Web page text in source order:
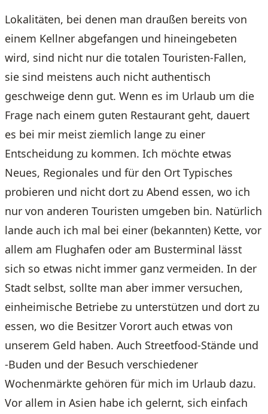
Lokalitäten, bei denen man draußen bereits von
einem Kellner abgefangen und hineingebeten
wird, sind nicht nur die totalen Touristen-Fallen,
sie sind meistens auch nicht authentisch
geschweige denn gut. Wenn es im Urlaub um die
Frage nach einem guten Restaurant geht, dauert
es bei mir meist ziemlich lange zu einer
Entscheidung zu kommen. Ich möchte etwas
Neues, Regionales und für den Ort Typisches
probieren und nicht dort zu Abend essen, wo ich
nur von anderen Touristen umgeben bin. Natürlich
lande auch ich mal bei einer (bekannten) Kette, vor
allem am Flughafen oder am Busterminal lässt
sich so etwas nicht immer ganz vermeiden. In der
Stadt selbst, sollte man aber immer versuchen,
einheimische Betriebe zu unterstützen und dort zu
essen, wo die Besitzer Vorort auch etwas von
unserem Geld haben. Auch Streetfood-Stände und
-Buden und der Besuch verschiedener
Wochenmärkte gehören für mich im Urlaub dazu.
Vor allem in Asien habe ich gelernt, sich einfach